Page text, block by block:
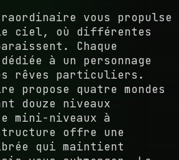
vous propulse
ciel, où différentes
Chaque
à un personnage
rêves particuliers.
propose quatre mondes
douze niveaux
mini-niveaux à
offre une
qui maintient